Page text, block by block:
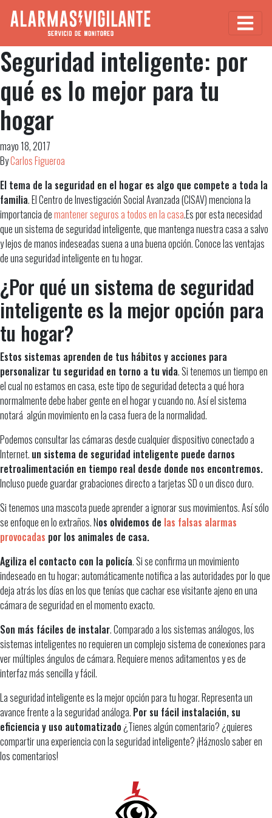
Seguridad inteligente: por
qué es lo mejor para tu
hogar
mayo 18, 2017
ByCarlos Figueroa
El tema de la seguridad en el hogar es algo que compete a toda la
familia. El Centro de Investigación Social Avanzada (CISAV) menciona la
importancia demantener seguros a todos en la casa.Es por esta necesidad
que un sistema de seguridad inteligente, que mantenga nuestra casa a salvo
y lejos de manos indeseadas suena a una buena opción. Conoce las ventajas
de una seguridad inteligente en tu hogar.
¿Por qué un sistema de seguridad
inteligente es la mejor opción para
tu hogar?
Estos sistemas aprenden de tus hábitos y acciones para
personalizar tu seguridad en torno a tu vida. Si tenemos un tiempo en
el cual no estamos en casa, este tipo de seguridad detecta a qué hora
normalmente debe haber gente en el hogar y cuando no. Así el sistema
notará algún movimiento en la casa fuera de la normalidad.
Podemos consultar las cámaras desde cualquier dispositivo conectado a
Internet. un sistema de seguridad inteligente puede darnos
retroalimentación en tiempo real desde donde nos encontremos.
Incluso puede guardar grabaciones directo a tarjetas SD o un disco duro.
Si tenemos una mascota puede aprender a ignorar sus movimientos. Así sólo
se enfoque en lo extraños. Nos olvidemos de las falsas alarmas
provocadas por los animales de casa.
Agiliza el contacto con la policía. Si se confirma un movimiento
indeseado en tu hogar; automáticamente notifica a las autoridades por lo que
deja atrás los días en los que tenías que cachar ese visitante ajeno en una
cámara de seguridad en el momento exacto.
Son más fáciles de instalar. Comparado a los sistemas análogos, los
sistemas inteligentes no requieren un complejo sistema de conexiones para
ver múltiples ángulos de cámara. Requiere menos aditamentos y es de
interfaz más sencilla y fácil.
La seguridad inteligente es la mejor opción para tu hogar. Representa un
avance frente a la seguridad análoga. Por su fácil instalación, su
eficiencia y uso automatizado¿Tienes algún comentario? ¿quieres
compartir una experiencia con la seguridad inteligente? ¡Háznoslo saber en
los comentarios!